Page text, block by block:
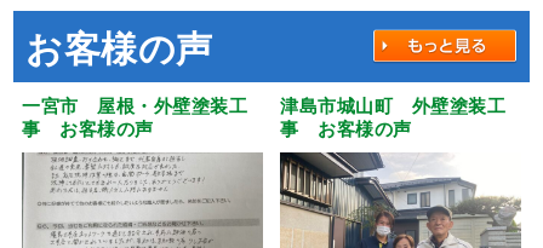
お客様の声
一宮市 屋根・外壁塗装工
事 お客様の声
津島市城山町 外壁塗装工
事 お客様の声